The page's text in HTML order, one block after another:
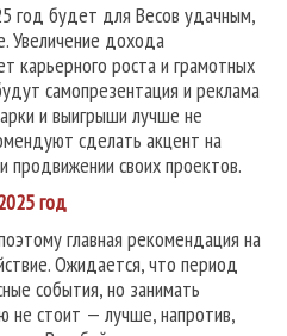
год будет для Весов удачным,
Увеличение дохода
карьерного роста и грамотных
самопрезентация и реклама
и выигрыши лучше не
сделать акцент на
продвижении своих проектов.
год
главная рекомендация на
Ожидается, что период
события, но занимать
не стоит — лучше, напротив,